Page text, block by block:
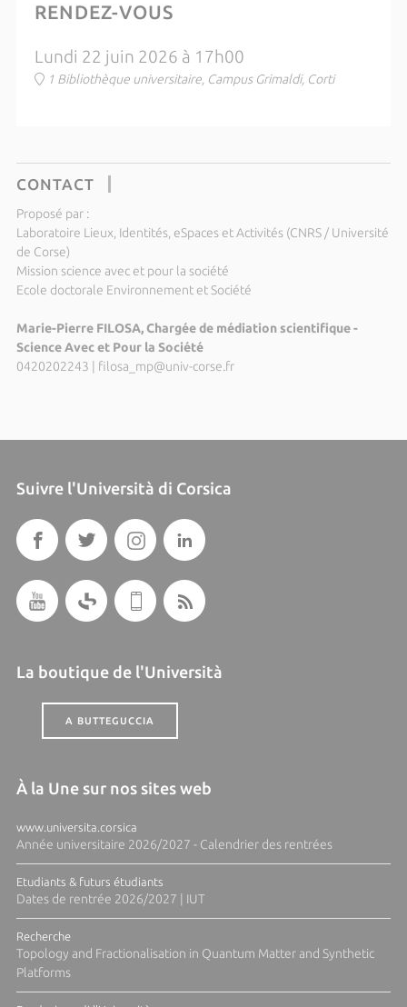
RENDEZ-VOUS
Lundi 22 juin 2026 à 17h00
1 Bibliothèque universitaire, Campus Grimaldi, Corti
CONTACT
Proposé par :
Laboratoire Lieux, Identités, eSpaces et Activités (CNRS / Université
de Corse)
Mission science avec et pour la société
Ecole doctorale Environnement et Société
Marie-Pierre FILOSA, Chargée de médiation scientifique -
Science Avec et Pour la Société
0420202243
filosa_mp@univ-corse.fr
Suivre l'Università di Corsica
La boutique de l'Università
A BUTTEGUCCIA
À la Une sur nos sites web
www.universita.corsica
Année universitaire 2026/2027 - Calendrier des rentrées
Etudiants & futurs étudiants
Dates de rentrée 2026/2027 | IUT
Recherche
Topology and Fractionalisation in Quantum Matter and Synthetic
Platforms